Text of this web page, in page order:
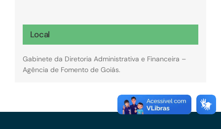
Local
Gabinete da Diretoria Administrativa e Financeira –
Agência de Fomento de Goiás.